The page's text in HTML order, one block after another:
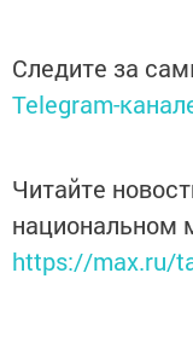
Следите за
Telegram-
Читайте
национальном
https://max.ru/